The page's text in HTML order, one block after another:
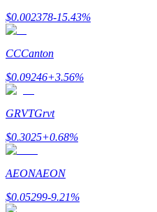
$0.002378-15.43%
CCCanton
$0.09246+3.56%
GRVTGrvt
$0.3025+0.68%
AEONAEON
$0.05299-9.21%